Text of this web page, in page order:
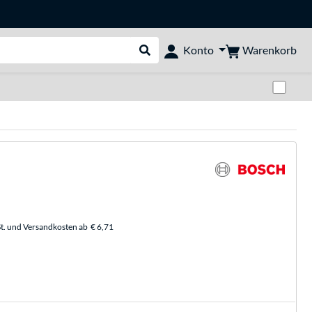
Suche durchführen
Konto Warenkorb
und Versandkosten ab € 6,71